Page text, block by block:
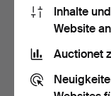
JÜRI LOSSMANN
(ESTLAND 1891-
Puderdo…
Beendet 4. Dez 2021
31 Gebote
Inhalte
Website
Auctionet